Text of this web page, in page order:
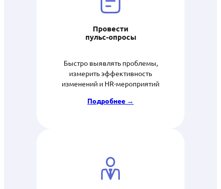
Провести
пульс-опросы
Быстро выявлять проблемы,
измерить эффективность
изменений и HR-мероприятий
Подробнее →